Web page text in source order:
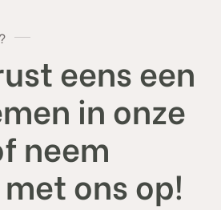
eens een
in onze
neem
ons op!